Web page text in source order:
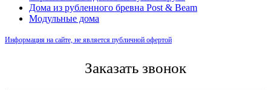
Дома из рубленного бревна Post & Beam
Модульные дома
Информация на сайте, не является публичной офертой
Заказать звонок